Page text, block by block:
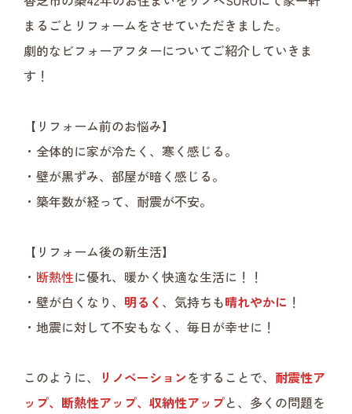
まるごとリフォームをさせていただきました。
劇的なビフォーアフターについてご紹介していきま
す！
【リフォーム前のお悩み】
・全体的に家が冷たく、寒く感じる。
・壁が黒ずみ、部屋が暗く感じる。
・築年数が経って、耐震が不安。
【リフォーム後の新生活】
・ 断熱性に優れ、暖かく快適な生活に！！
・壁が白くなり、 明るく 、気持ちも晴れやかに ！
・地震に対して不安もなく、毎日が幸せに！
このように、 リノベーションをすることで、 耐震性ア
ップ、断熱性アップ、収納性アップと、多くの問題を